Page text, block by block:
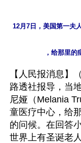
12月7日，美国第一夫
【人民报消息】
路透社报导，当
尼娅（Melania
童医疗中心，给
的问候。在回答
世界上有圣诞老